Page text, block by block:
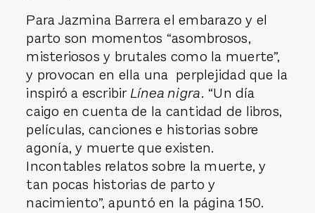
Para Jazmina Barrera el embarazo y el
parto son momentos “asombrosos,
misteriosos y brutales como la muerte”,
y provocan en ella una perplejidad que la
inspiró a escribirLínea nigra. “Un día
caigo en cuenta de la cantidad de libros,
películas, canciones e historias sobre
agonía, y muerte que existen.
Incontables relatos sobre la muerte, y
tan pocas historias de parto y
nacimiento”, apuntó en la página 150.